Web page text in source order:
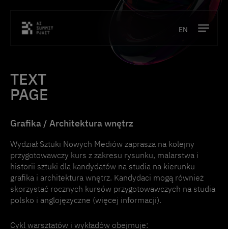
Prelegenci
Kontakt
EN
TEXT
PAGE
Grafika / Architektura wnętrz
Wydział Sztuki Nowych Mediów zaprasza na kolejny
przygotowawczy kurs z zakresu rysunku, malarstwa i
historii sztuki dla kandydatów na studia na kierunku
grafika i architektura wnętrz. Kandydaci mogą również
skorzystać rocznych kursów przygotowawczych na studia
polsko i anglojęzyczne (więcej informacji).
Cykl warsztatów i wykładów obejmuje: